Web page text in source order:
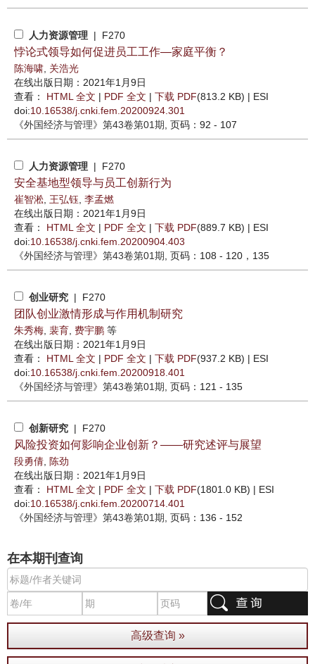
人力资源管理 | F270
悖论式领导如何促进员工工作—家庭平衡？
陈海啸 关浩光
在线出版日期：2021年1月9日
查看： HTML 全文 | PDF 全文 | 下载 PDF(813.2 KB) | ESI
doi:10.16538/j.cnki.fem.20200924.301
《外国经济与管理》 第43卷第01期 , 页码：92 - 107
人力资源管理 | F270
安全基地型领导与员工创新行为
崔智淞 王弘钰 李孟燃
在线出版日期：2021年1月9日
查看： HTML 全文 | PDF 全文 | 下载 PDF(889.7 KB) | ESI
doi:10.16538/j.cnki.fem.20200904.403
《外国经济与管理》 第43卷第01期 , 页码：108 - 120，135
创业研究 | F270
团队创业激情形成与作用机制研究
朱秀梅 裴育 费宇鹏 等
在线出版日期：2021年1月9日
查看： HTML 全文 | PDF 全文 | 下载 PDF(937.2 KB) | ESI
doi:10.16538/j.cnki.fem.20200918.401
《外国经济与管理》 第43卷第01期 , 页码：121 - 135
创新研究 | F270
风险投资如何影响企业创新？——研究述评与展望
段勇倩
陈劲
在线出版日期：2021年1月9日
查看： HTML 全文 | PDF 全文 | 下载 PDF(1801.0 KB) | ESI
doi:10.16538/j.cnki.fem.20200714.401
《外国经济与管理》 第43卷第01期 , 页码：136 - 152
在本期刊查询
高级查询 »